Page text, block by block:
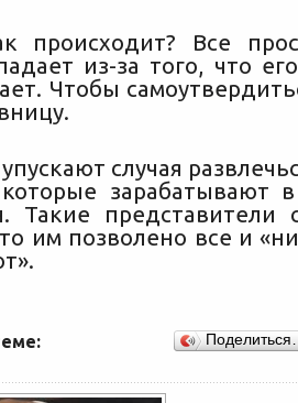
происходит? Все
из-за того, что
Чтобы
случая
зарабатывают
Такие представители
им позволено все и